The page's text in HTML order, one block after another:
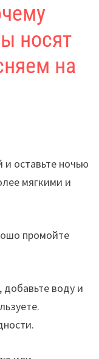
носят
на
оставьте ночью
мягкими и
промойте
воду и